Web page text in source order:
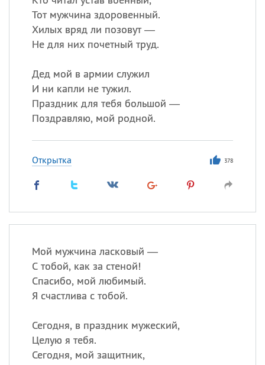
Тот мужчина здоровенный.
Хилых вряд ли позовут —
Не для них почетный труд.
Дед мой в армии служил
И ни капли не тужил.
Праздник для тебя большой —
Поздравляю, мой родной.
Открытка 378
Мой мужчина ласковый —
С тобой, как за стеной!
Спасибо, мой любимый.
Я счастлива с тобой.
Сегодня, в праздник мужеский,
Целую я тебя.
Сегодня, мой защитник,